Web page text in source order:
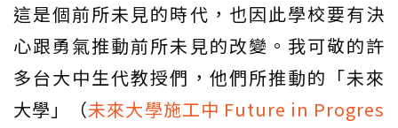
這是個前所未見的時代，也因此學校要有決
心跟勇氣推動前所未見的改變。我可敬的許
多台大中生代教授們，他們所推動的「未來
大學」（未來大學施工中 Future in Progres